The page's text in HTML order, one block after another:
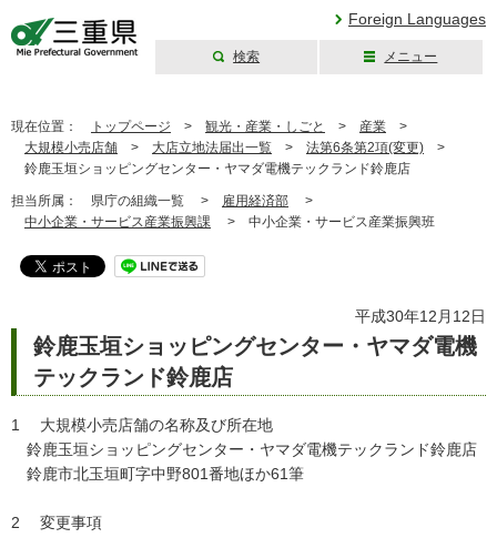
Foreign Languages
検索 メニュー
現在位置： トップページ > 観光・産業・しごと > 産業 >
大規模小売店舗 > 大店立地法届出一覧 > 法第6条第2項(変更) >
鈴鹿玉垣ショッピングセンター・ヤマダ電機テックランド鈴鹿店
担当所属： 県庁の組織一覧 > 雇用経済部 >
中小企業・サービス産業振興課 > 中小企業・サービス産業振興班
平成30年12月12日
鈴鹿玉垣ショッピングセンター・ヤマダ電機
テックランド鈴鹿店
1 大規模小売店舗の名称及び所在地
鈴鹿玉垣ショッピングセンター・ヤマダ電機テックランド鈴鹿店
鈴鹿市北玉垣町字中野801番地ほか61筆
2 変更事項